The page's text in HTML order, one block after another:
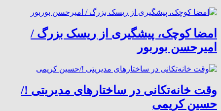
امضا کوچک، پیشگیری از ریسک بزرگ /
امیرحسن بوربور
وقت خانه‌تکانی در ساختارهای مدیریتی !/
حسین کریمی